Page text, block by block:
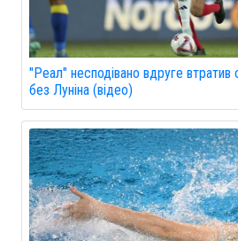
"Реал" несподівано вдруге втратив
без Луніна (відео)